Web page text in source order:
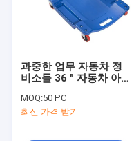
과중한 업무 자동차 정
비소들 36 " 자동차 아첨
MOQ:50 PC
최신 가격 받기